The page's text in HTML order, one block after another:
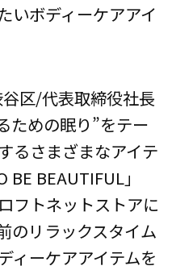
いボディーケアアイ
区/代表取締役社長
ための眠り”をテー
るさまざまなアイテ
BEAUTIFUL」
フトネットストアに
のリラックスタイム
ィーケアアイテムを